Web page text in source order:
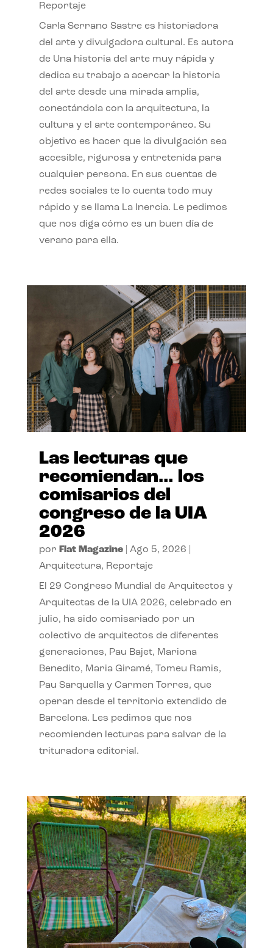
Reportaje
Carla Serrano Sastre es historiadora
del arte y divulgadora cultural. Es autora
de Una historia del arte muy rápida y
dedica su trabajo a acercar la historia
del arte desde una mirada amplia,
conectándola con la arquitectura, la
cultura y el arte contemporáneo. Su
objetivo es hacer que la divulgación sea
accesible, rigurosa y entretenida para
cualquier persona. En sus cuentas de
redes sociales te lo cuenta todo muy
rápido y se llama La Inercia. Le pedimos
que nos diga cómo es un buen día de
verano para ella.
Las lecturas que
recomiendan… los
comisarios del
congreso de la UIA
2026
por Flat Magazine| Ago 5, 2026
Arquitectura, Reportaje
El 29 Congreso Mundial de Arquitectos y
Arquitectas de la UIA 2026, celebrado en
julio, ha sido comisariado por un
colectivo de arquitectos de diferentes
generaciones, Pau Bajet, Mariona
Benedito, Maria Giramé, Tomeu Ramis,
Pau Sarquella y Carmen Torres, que
operan desde el territorio extendido de
Barcelona. Les pedimos que nos
recomienden lecturas para salvar de la
trituradora editorial.